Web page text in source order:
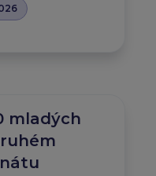
mladých